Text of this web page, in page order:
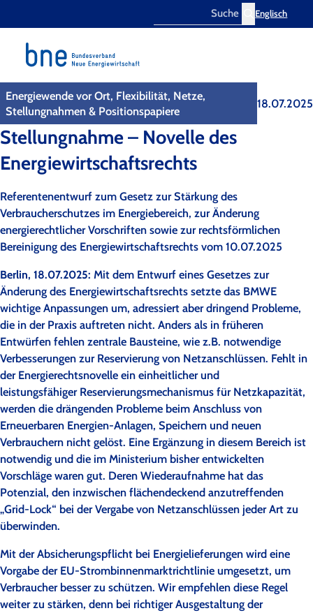
Englisch
Energiewende vor Ort, Flexibilität, Netze,
Stellungnahmen & Positionspapiere
18.07.2025
Stellungnahme – Novelle des
Energiewirtschaftsrechts
Referentenentwurf zum Gesetz zur Stärkung des
Verbraucherschutzes im Energiebereich, zur Änderung
energierechtlicher Vorschriften sowie zur rechtsförmlichen
Bereinigung des Energiewirtschaftsrechts vom 10.07.2025
Berlin, 18.07.2025: Mit dem Entwurf eines Gesetzes zur
Änderung des Energiewirtschaftsrechts setzte das BMWE
wichtige Anpassungen um, adressiert aber dringend Probleme,
die in der Praxis auftreten nicht. Anders als in früheren
Entwürfen fehlen zentrale Bausteine, wie z.B. notwendige
Verbesserungen zur Reservierung von Netzanschlüssen. Fehlt in
der Energierechtsnovelle ein einheitlicher und
leistungsfähiger Reservierungsmechanismus für Netzkapazität,
werden die drängenden Probleme beim Anschluss von
Erneuerbaren Energien-Anlagen, Speichern und neuen
Verbrauchern nicht gelöst. Eine Ergänzung in diesem Bereich ist
notwendig und die im Ministerium bisher entwickelten
Vorschläge waren gut. Deren Wiederaufnahme hat das
Potenzial, den inzwischen flächendeckend anzutreffenden
„Grid-Lock“ bei der Vergabe von Netzanschlüssen jeder Art zu
überwinden.
Mit der Absicherungspflicht bei Energielieferungen wird eine
Vorgabe der EU-Strombinnenmarktrichtlinie umgesetzt, um
Verbraucher besser zu schützen. Wir empfehlen diese Regel
weiter zu stärken, denn bei richtiger Ausgestaltung der